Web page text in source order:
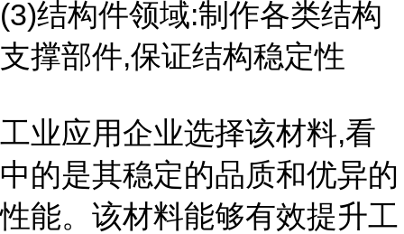
(3)结构件领域:制作各类结构
支撑部件,保证结构稳定性
工业应用企业选择该材料,看
中的是其稳定的品质和优异的
性能。该材料能够有效提升工